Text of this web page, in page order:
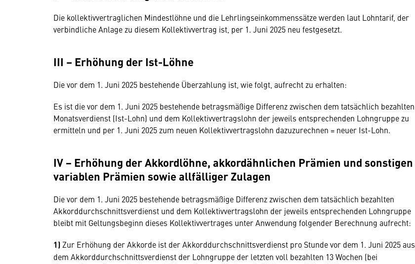
Die kollektivvertraglichen Mindestlöhne und die Lehrlingseinkommenssätze werden laut Lohntarif, der
verbindliche Anlage zu diesem Kollektivvertrag ist, per 1. Juni 2025 neu festgesetzt.
III – Erhöhung der Ist-Löhne
Die vor dem 1. Juni 2025 bestehende Überzahlung ist, wie folgt, aufrecht zu erhalten:
Es ist die vor dem 1. Juni 2025 bestehende betragsmäßige Differenz zwischen dem tatsächlich bezahlten
Monatsverdienst (Ist-Lohn) und dem Kollektivvertragslohn der jeweils entsprechenden Lohngruppe zu
ermitteln und per 1. Juni 2025 zum neuen Kollektivvertragslohn dazuzurechnen = neuer Ist-Lohn.
IV − Erhöhung der Akkordlöhne, akkordähnlichen Prämien und sonstigen
variablen Prämien sowie allfälliger Zulagen
Die vor dem 1. Juni 2025 bestehende betragsmäßige Differenz zwischen dem tatsächlich bezahlten
Akkorddurchschnittsverdienst und dem Kollektivvertragslohn der jeweils entsprechenden Lohngruppe
bleibt mit Geltungsbeginn dieses Kollektivvertrages unter Anwendung folgender Berechnung aufrecht:
1) Zur Erhöhung der Akkorde ist der Akkorddurchschnittsverdienst pro Stunde vor dem 1. Juni 2025 aus
dem Akkorddurchschnittsverdienst der Lohngruppe der letzten voll bezahlten 13 Wochen (bei